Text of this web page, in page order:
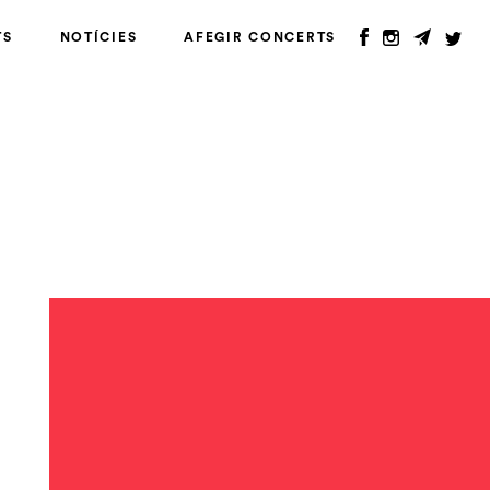
NOTÍCIES AFEGIR CONCERTS